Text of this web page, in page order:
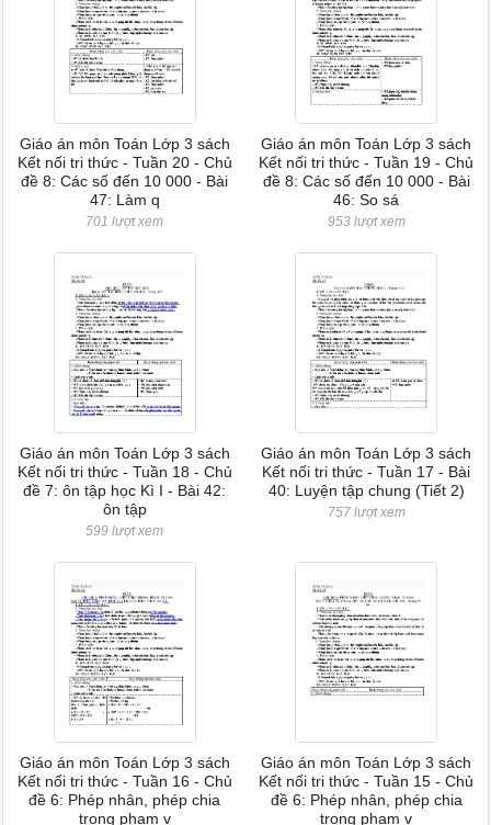
Giáo án môn Toán Lớp 3 sách
Kết nối tri thức - Tuần 20 - Chủ
đề 8: Các số đến 10 000 - Bài
47: Làm q
701 lượt xem
Giáo án môn Toán Lớp 3 sách
Kết nối tri thức - Tuần 19 - Chủ
đề 8: Các số đến 10 000 - Bài
46: So sá
953 lượt xem
Giáo án môn Toán Lớp 3 sách
Kết nối tri thức - Tuần 18 - Chủ
đề 7: ôn tập học Kì I - Bài 42:
ôn tập
599 lượt xem
Giáo án môn Toán Lớp 3 sách
Kết nối tri thức - Tuần 17 - Bài
40: Luyện tập chung (Tiết 2)
757 lượt xem
Giáo án môn Toán Lớp 3 sách
Kết nối tri thức - Tuần 16 - Chủ
đề 6: Phép nhân, phép chia
trong phạm v
Giáo án môn Toán Lớp 3 sách
Kết nối tri thức - Tuần 15 - Chủ
đề 6: Phép nhân, phép chia
trong phạm v